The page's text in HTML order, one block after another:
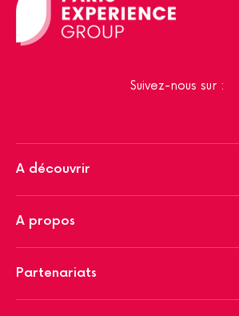
Suivez-nous sur :
A découvrir
A propos
Partenariats